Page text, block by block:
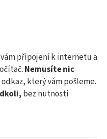
připojení k internetu a
Nemusíte nic
který vám pošleme.
bez nutnosti